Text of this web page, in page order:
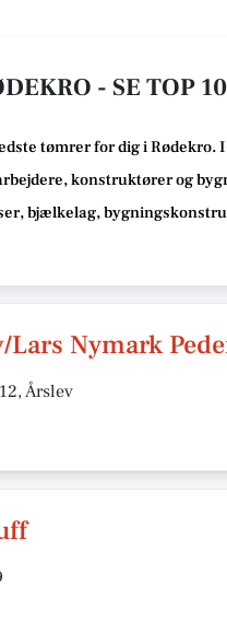
- SE TOP
tømrerfor dig i Rødekro.
konstruktører og
bjælkelag,
Lars Nymark
Årslev